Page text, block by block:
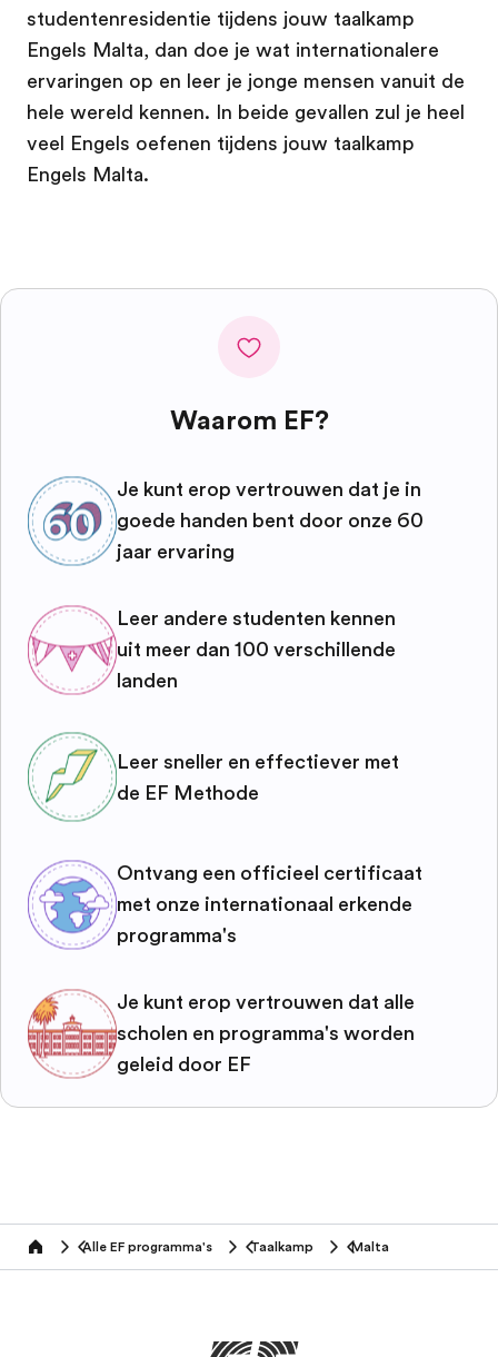
studentenresidentie tijdens jouw taalkamp
Engels Malta, dan doe je wat internationalere
ervaringen op en leer je jonge mensen vanuit de
hele wereld kennen. In beide gevallen zul je heel
veel Engels oefenen tijdens jouw taalkamp
Engels Malta.
Waarom EF?
Je kunt erop vertrouwen dat je in
goede handen bent door onze 60
jaar ervaring
Leer andere studenten kennen
uit meer dan 100 verschillende
landen
Leer sneller en effectiever met
de EF Methode
Ontvang een officieel certificaat
met onze internationaal erkende
programma's
Je kunt erop vertrouwen dat alle
scholen en programma's worden
geleid door EF
home Alle EF programma's Taalkamp Malta